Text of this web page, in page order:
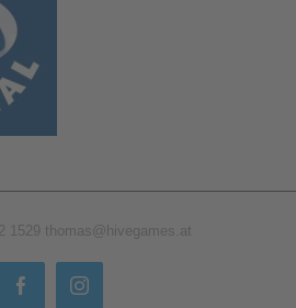
1529 thomas@hivegames.at
FacebookInstagram